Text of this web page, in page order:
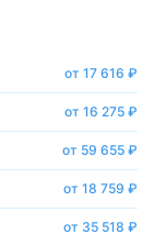
от 17 616 ₽
от 16 275 ₽
от 59 655 ₽
от 18 759 ₽
от 35 518 ₽